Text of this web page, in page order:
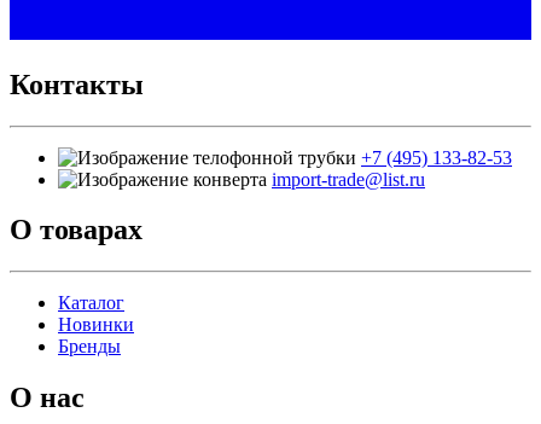
Контакты
+7 (495) 133-82-53
import-trade@list.ru
О товарах
Каталог
Новинки
Бренды
О нас